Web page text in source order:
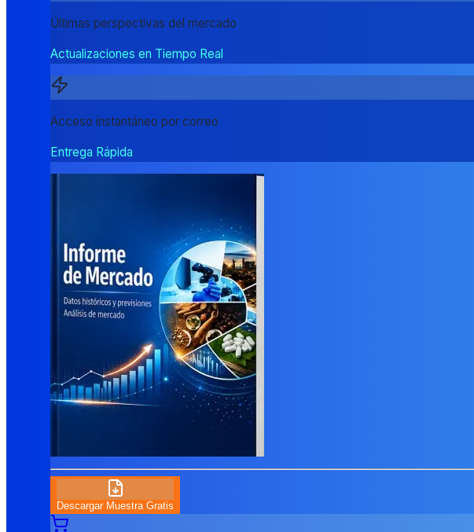
Últimas perspectivas del mercado
Actualizaciones en Tiempo Real
Acceso instantáneo por correo
Entrega Rápida
Descargar Muestra Gratis